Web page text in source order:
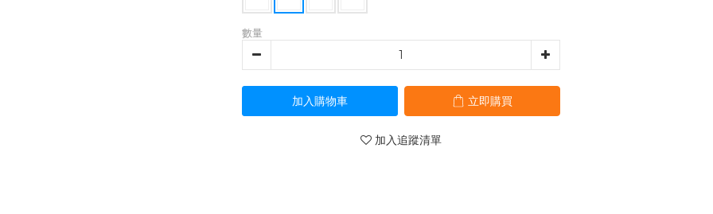
數量
加入購物車 立即購買
加入追蹤清單